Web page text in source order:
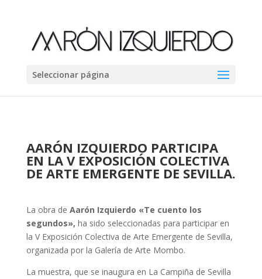
Seleccionar página
AARÓN IZQUIERDO PARTICIPA
EN LA V EXPOSICIÓN COLECTIVA
DE ARTE EMERGENTE DE SEVILLA.
La obra de Aarón Izquierdo «Te cuento los
segundos», ha sido seleccionadas para participar en
la V Exposición Colectiva de Arte Emergente de Sevilla,
organizada por la Galería de Arte Mombo.
La muestra, que se inaugura en La Campiña de Sevilla